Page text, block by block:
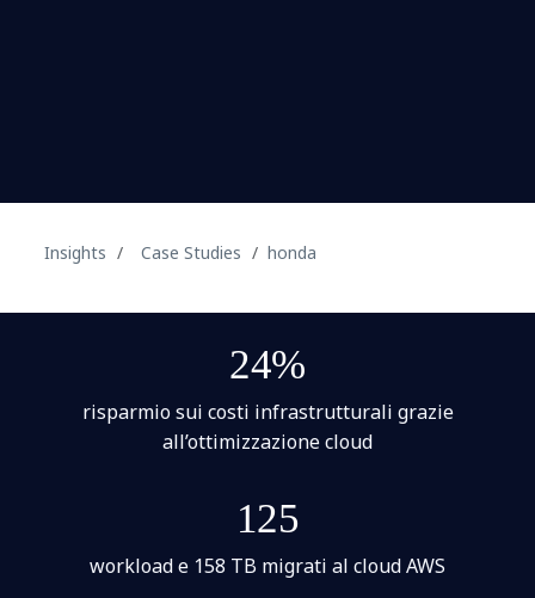
Insights Case Studies honda
24%
risparmio sui costi infrastrutturali grazie
all’ottimizzazione cloud
125
workload e 158 TB migrati al cloud AWS